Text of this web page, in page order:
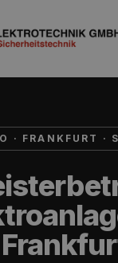
· FRANKFURT ·